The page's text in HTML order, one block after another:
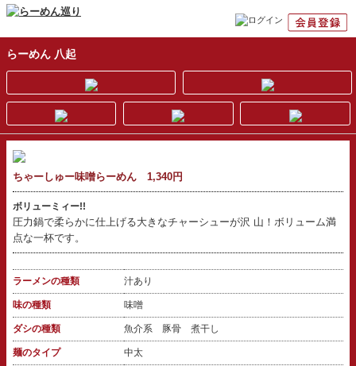
らーめん 八起
ちゃーしゅー味噌らーめん 1,340円
ボリューミィー!!
圧力鍋で柔らかに仕上げる大きなチャーシューが沢 山！ボリューム満
点な一杯です。
ラーメンの種類 汁あり
味の種類 味噌
ダシの種類 魚介系 豚骨 煮干し
麺のタイプ 中太